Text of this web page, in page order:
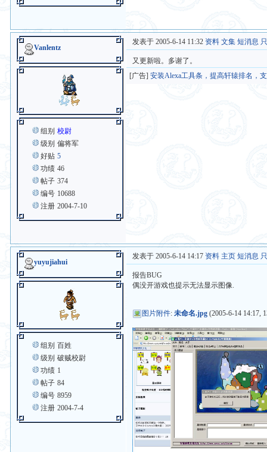
Vanlentz
组别 校尉
级别 偏将军
好贴 5
功绩 46
帖子 374
编号 10688
注册 2004-7-10
发表于 2005-6-14 11:32 资料 文集 短消息
又更新啦。多谢了。
[广告]安装Alexa工具条，提高轩辕排名，
yuyujiahui
组别 百姓
级别 破贼校尉
功绩 1
帖子 84
编号 8959
注册 2004-7-4
发表于 2005-6-14 14:17 资料 主页 短消息
报告BUG
偶没开游戏也提示无法显示图像.
图片附件:未命名.jpg (2005-6-14 14:17,